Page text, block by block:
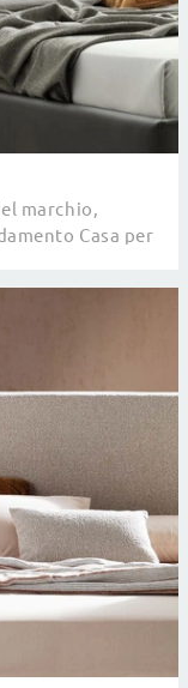
marchio,
Casa per